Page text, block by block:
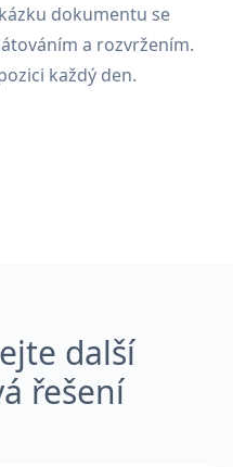
dokumentu se
a rozvržením.
každý den.
další
řešení